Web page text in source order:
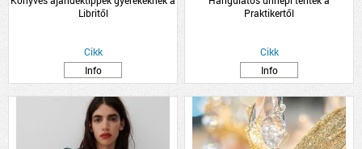
Libritől
Cikk
Info
Praktikertől
Cikk
Info